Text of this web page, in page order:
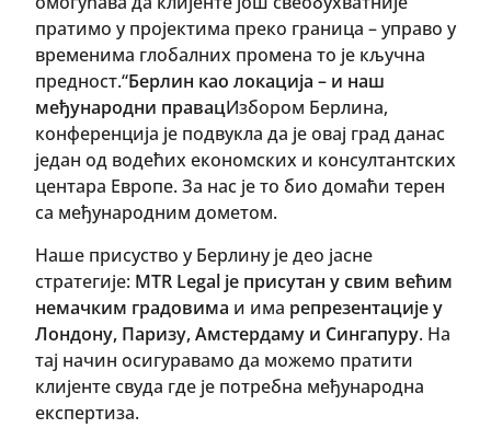
пратимо у пројектима преко граница – управо у
временима глобалних промена то је кључна
предност.“Берлин као локација – и наш
међународни правацИзбором Берлина,
конференција је подвукла да је овај град данас
један од водећих економских и консултантских
центара Европе. За нас је то био домаћи терен
са међународним дометом.
Наше присуство у Берлину је део јасне
стратегије: MTR Legal је присутан у свим већим
немачким градовима и има репрезентације у
Лондону, Паризу, Амстердаму и Сингапуру. На
тај начин осигуравамо да можемо пратити
клијенте свуда где је потребна међународна
експертиза.